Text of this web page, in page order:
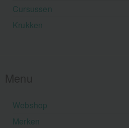
Cursussen
Krukken
Webshop
Merken